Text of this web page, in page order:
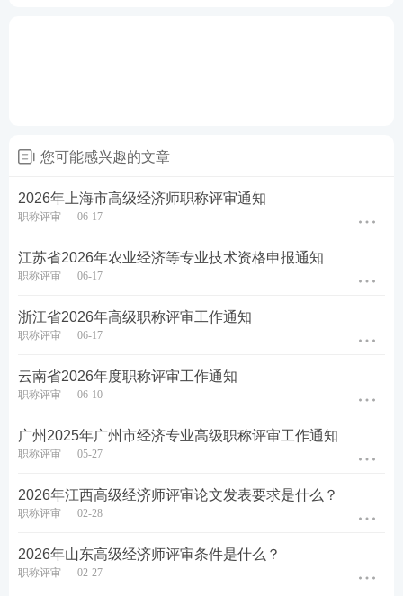
原标题：关于做好2026年经济专业高级职称、省直综
合工程和工业设计工程中级职称评审工作的通知
热点推荐：
您可能感兴趣的文章
2026年上海市高级经济师职称评审通知
职称评审 06-17
江苏省2026年农业经济等专业技术资格申报通知
职称评审 06-17
浙江省2026年高级职称评审工作通知
职称评审 06-17
云南省2026年度职称评审工作通知
职称评审 06-10
广州2025年广州市经济专业高级职称评审工作通知
职称评审 05-27
2026年江西高级经济师评审论文发表要求是什么？
职称评审 02-28
2026年山东高级经济师评审条件是什么？
职称评审 02-27